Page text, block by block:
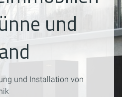
und
und Installation von